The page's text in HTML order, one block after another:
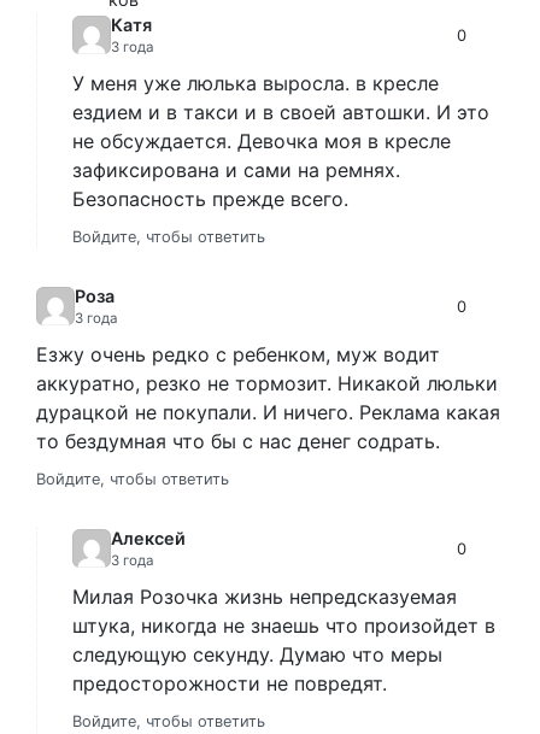
Катя
3 года
0
У меня уже люлька выросла. в кресле
ездием и в такси и в своей автошки. И это
не обсуждается. Девочка моя в кресле
зафиксирована и сами на ремнях.
Безопасность прежде всего.
Войдите, чтобы ответить
Роза
3 года
0
Езжу очень редко с ребенком, муж водит
аккуратно, резко не тормозит. Никакой люльки
дурацкой не покупали. И ничего. Реклама какая
то бездумная что бы с нас денег содрать.
Войдите, чтобы ответить
Алексей
3 года
0
Милая Розочка жизнь непредсказуемая
штука, никогда не знаешь что произойдет в
следующую секунду. Думаю что меры
предосторожности не повредят.
Войдите, чтобы ответить